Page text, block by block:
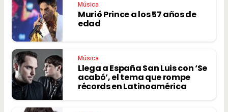
Música
Murió Prince a los 57 años de
edad
Música
Llega a España San Luis con ‘Se
acabó’, el tema que rompe
récords en Latinoamérica